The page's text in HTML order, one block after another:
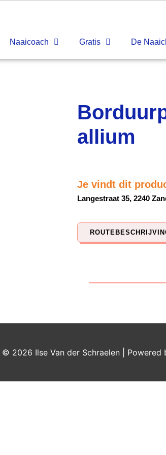
Naaicoach Gratis De
allium
Je vindt dit
Langestraat 35, 2240
© 2026 Ilse Van der Schraelen | Powered